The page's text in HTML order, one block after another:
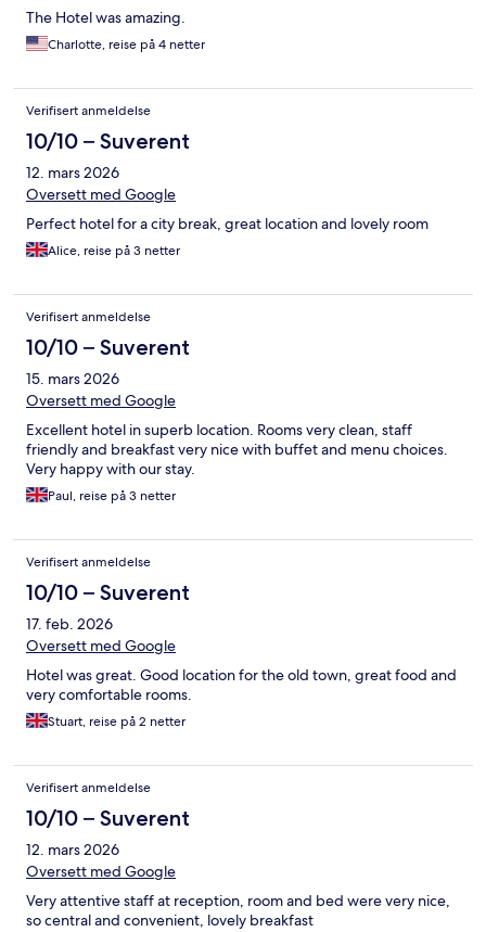
The Hotel was amazing.
Charlotte, reise på 4 netter
Verifisert anmeldelse
10/10 – Suverent
12. mars 2026
Oversett med Google
Perfect hotel for a city break, great location and lovely room
Alice, reise på 3 netter
Verifisert anmeldelse
10/10 – Suverent
15. mars 2026
Oversett med Google
Excellent hotel in superb location. Rooms very clean, staff
friendly and breakfast very nice with buffet and menu choices.
Very happy with our stay.
Paul, reise på 3 netter
Verifisert anmeldelse
10/10 – Suverent
17. feb. 2026
Oversett med Google
Hotel was great. Good location for the old town, great food and
very comfortable rooms.
Stuart, reise på 2 netter
Verifisert anmeldelse
10/10 – Suverent
12. mars 2026
Oversett med Google
Very attentive staff at reception, room and bed were very nice,
so central and convenient, lovely breakfast